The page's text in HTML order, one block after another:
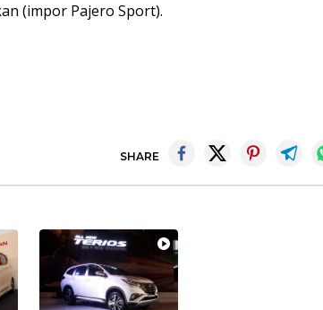
(impor Pajero Sport).
SHARE